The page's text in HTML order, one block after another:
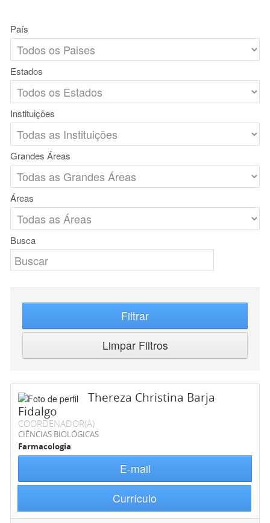
País
Estados
Instituições
Grandes Áreas
Áreas
Busca
Filtrar
Limpar Filtros
Thereza Christina Barja
Fidalgo
COORDENADOR(A)
CIÊNCIAS BIOLÓGICAS
Farmacologia
E-mail
Currículo